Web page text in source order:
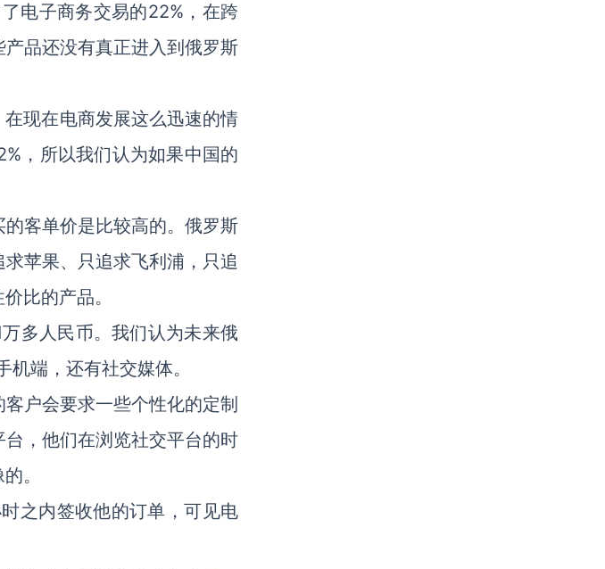
电子商务交易的22%，在跨
品还没有真正进入到俄罗斯
现在电商发展这么迅速的情
，所以我们认为如果中国的
客单价是比较高的。俄罗斯
苹果、只追求飞利浦，只追
比的产品。
多人民币。我们认为未来俄
端，还有社交媒体。
户会要求一些个性化的定制
，他们在浏览社交平台的时
。
之内签收他的订单，可见电